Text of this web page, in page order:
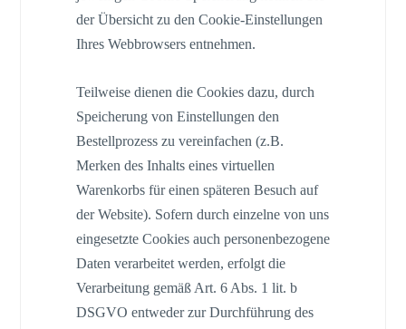
der Übersicht zu den Cookie-Einstellungen
Ihres Webbrowsers entnehmen.
Teilweise dienen die Cookies dazu, durch
Speicherung von Einstellungen den
Bestellprozess zu vereinfachen (z.B.
Merken des Inhalts eines virtuellen
Warenkorbs für einen späteren Besuch auf
der Website). Sofern durch einzelne von uns
eingesetzte Cookies auch personenbezogene
Daten verarbeitet werden, erfolgt die
Verarbeitung gemäß Art. 6 Abs. 1 lit. b
DSGVO entweder zur Durchführung des